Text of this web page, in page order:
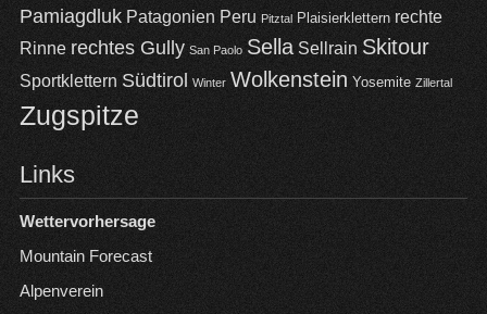
Pamiagdluk Patagonien Peru Pitztal Plaisierklettern rechte
Rinne rechtes Gully San Paolo Sella Sellrain Skitour
Sportklettern Südtirol Winter Wolkenstein Yosemite Zillertal
Zugspitze
Links
Wettervorhersage
Mountain Forecast
Alpenverein